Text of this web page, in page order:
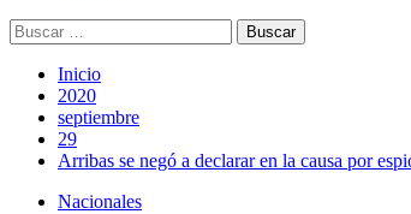
Buscar:
Inicio
2020
septiembre
29
Arribas se negó a declarar en la causa por
Nacionales